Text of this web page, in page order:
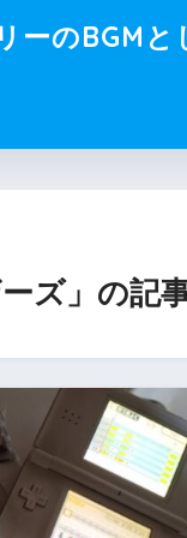
ーのBGMと
ズ」の記